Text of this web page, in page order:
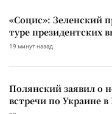
«Социс»: Зеленский
туре президентских
19 минут назад
Полянский заявил о
встречи по Украине в